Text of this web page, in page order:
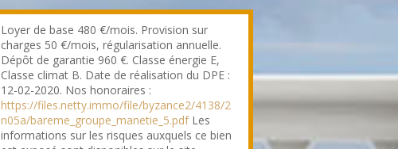
Loyer de base 480 €/mois. Provision sur
charges 50 €/mois, régularisation annuelle.
Dépôt de garantie 960 €. Classe énergie E,
Classe climat B. Date de réalisation du DPE :
12-02-2020. Nos honoraires :
https://files.netty.immo/file/byzance2/4138/2
n05a/bareme_groupe_manetie_5.pdfLes
informations sur les risques auxquels ce bien